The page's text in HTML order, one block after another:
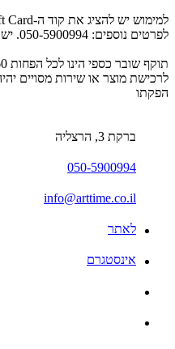
לפרטים נוספים: 050-5900994. יש לתאם מראש.
הפקתו
ברקת 3, הרצליה
050-5900994
info@arttime.co.il
לאתר
אינסטגרם